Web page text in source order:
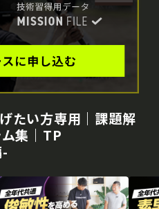
たい方専用｜課題解
集｜TP